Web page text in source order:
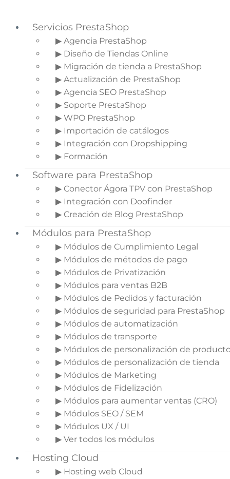
Saltar a la navegación principal
Saltar al contenido principal
Saltar a la barra lateral principal
¿Sabes cómo usar el
sidebar de los blogs para
vender?
Inicio» Blog de Ecommerce»¿Sabes
cómo usar el sidebar de los blogs para
vender?
Servicios PrestaShop
▶ Agencia PrestaShop
▶ Diseño de Tiendas Online
▶ Migración de tienda a PrestaShop
▶ Actualización de PrestaShop
▶ Agencia SEO PrestaShop
▶ Soporte PrestaShop
▶ WPO PrestaShop
▶ Importación de catálogos
▶ Integración con Dropshipping
▶ Formación
Software para PrestaShop
▶ Conector Ágora TPV con PrestaShop
▶ Integración con Doofinder
▶ Creación de Blog PrestaShop
Módulos para PrestaShop
▶ Módulos de Cumplimiento Legal
▶ Módulos de métodos de pago
▶ Módulos de Privatización
▶ Módulos para ventas B2B
▶ Módulos de Pedidos y facturación
▶ Módulos de seguridad para PrestaShop
▶ Módulos de automatización
▶ Módulos de transporte
▶ Módulos de personalización de
▶ Módulos de personalización de tienda
▶ Módulos de Marketing
▶ Módulos de Fidelización
▶ Módulos para aumentar ventas (CRO)
▶ Módulos SEO / SEM
▶ Módulos UX / UI
▶ Ver todos los módulos
Hosting Cloud
▶ Hosting web Cloud